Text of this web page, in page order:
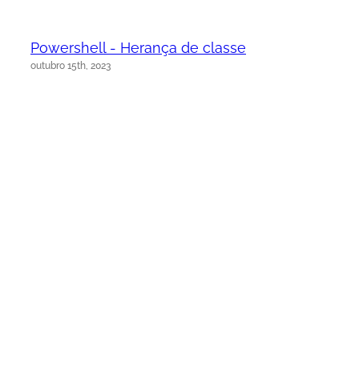
Powershell - Herança de classe
outubro 15th, 2023